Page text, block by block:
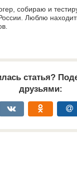
собираю и
Люблю
статья?
друзьями: